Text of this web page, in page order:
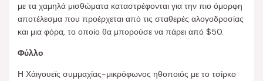
με τα χαμηλά μισθώματα καταστρέφονται για την πιο όμορφη
αποτέλεσμα που προέρχεται από τις σταθερές αλογοδροσίας
και μια φόρα, το οποίο θα μπορούσε να πάρει από $50.
Φύλλο
Η Χάιγουεϊς συμμαχίας-μικρόφωνος ηθοποιός με το τσίρκο